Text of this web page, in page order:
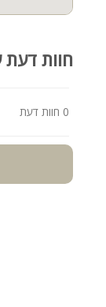
קהל יעד:
לא מתאים
יציאה: 11:00
חוות דעת
0 חוות דעת